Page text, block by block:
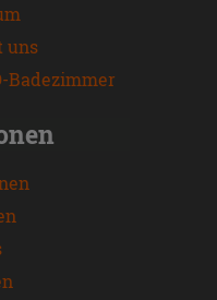
uns
Badezimmer